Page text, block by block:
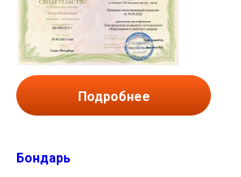
Подробнее
Бондарь